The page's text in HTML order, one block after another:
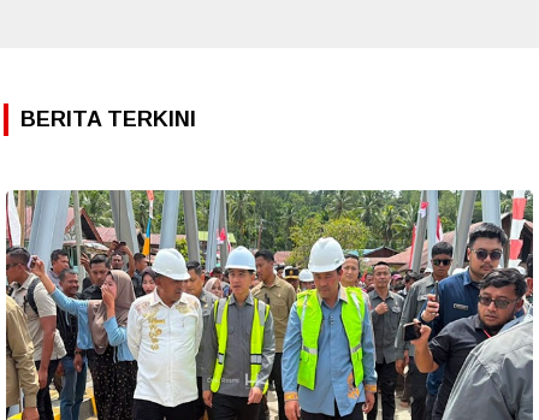
BERITA TERKINI